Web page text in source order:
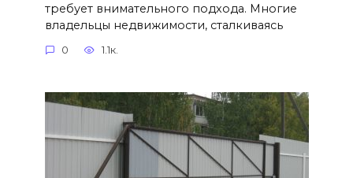
требует внимательного подхода. Многие
владельцы недвижимости, сталкиваясь
0 1.1к.